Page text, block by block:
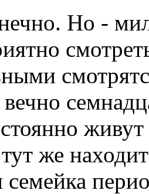
Но -
же
семейка